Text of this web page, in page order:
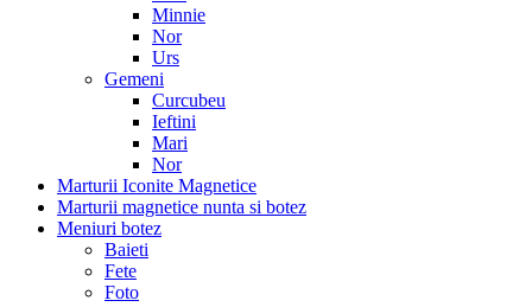
Minnie
Nor
Urs
Gemeni
Curcubeu
Ieftini
Mari
Nor
Marturii Iconite Magnetice
Marturii magnetice nunta si botez
Meniuri botez
Baieti
Fete
Foto